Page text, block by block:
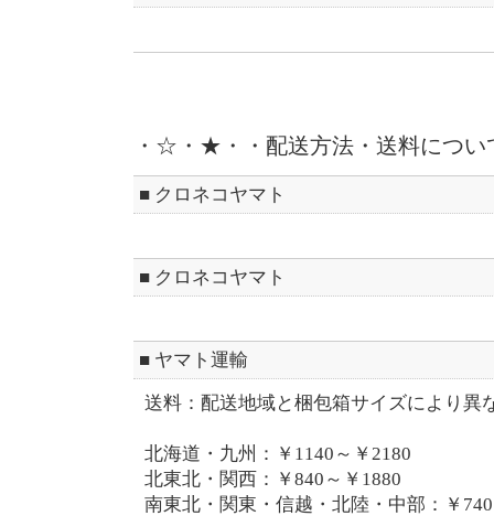
・☆・★・・配送方法・送料につ
■ クロネコヤマト
■ クロネコヤマト
■ ヤマト運輸
送料：配送地域と梱包箱サイズにより異
北海道・九州：￥1140～￥2180
北東北・関西：￥840～￥1880
南東北・関東・信越・北陸・中部：￥